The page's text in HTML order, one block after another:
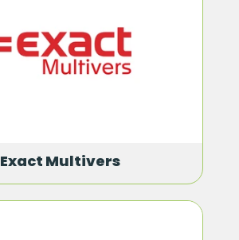
Exact Multivers